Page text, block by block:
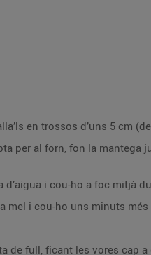
en trossos d’uns 5 cm
per al forn, fon la mantega
d’aigua i cou-ho a foc mitjà
mel i cou-ho uns minuts més
de full, ficant les vores cap a